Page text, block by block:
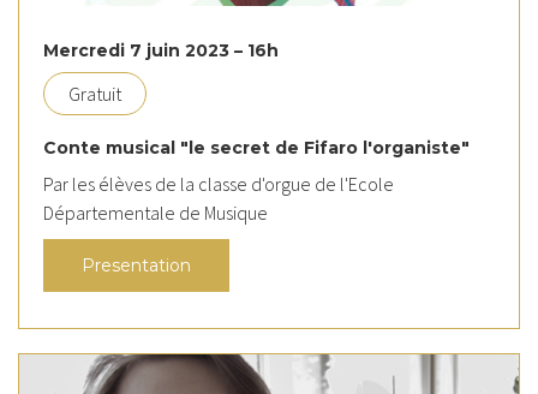
Mercredi 7 juin 2023 – 16h
Gratuit
Conte musical "le secret de Fifaro l'organiste"
Par les élèves de la classe d'orgue de l'Ecole
Départementale de Musique
Presentation